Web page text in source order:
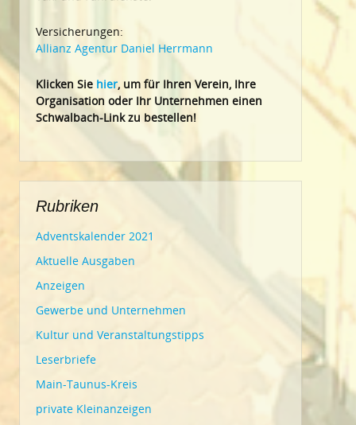
Versicherungen:
Allianz Agentur Daniel Herrmann
Klicken Sie hier, um für Ihren Verein, Ihre
Organisation oder Ihr Unternehmen einen
Schwalbach-Link zu bestellen!
Rubriken
Adventskalender 2021
Aktuelle Ausgaben
Anzeigen
Gewerbe und Unternehmen
Kultur und Veranstaltungstipps
Leserbriefe
Main-Taunus-Kreis
private Kleinanzeigen